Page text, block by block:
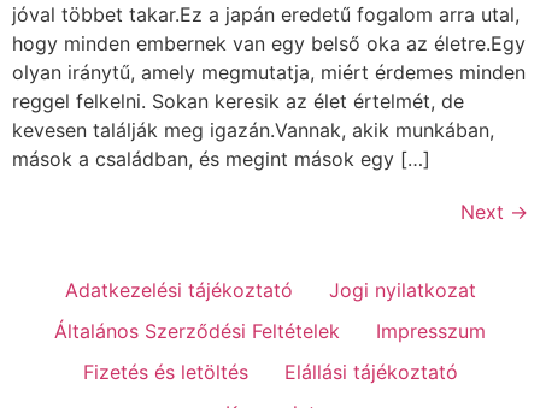
jóval többet takar.Ez a japán eredetű fogalom arra utal,
hogy minden embernek van egy belső oka az életre.Egy
olyan iránytű, amely megmutatja, miért érdemes minden
reggel felkelni. Sokan keresik az élet értelmét, de
kevesen találják meg igazán.Vannak, akik munkában,
mások a családban, és megint mások egy […]
Next →
Adatkezelési tájékoztató
Jogi nyilatkozat
Általános Szerződési Feltételek
Impresszum
Fizetés és letöltés
Elállási tájékoztató